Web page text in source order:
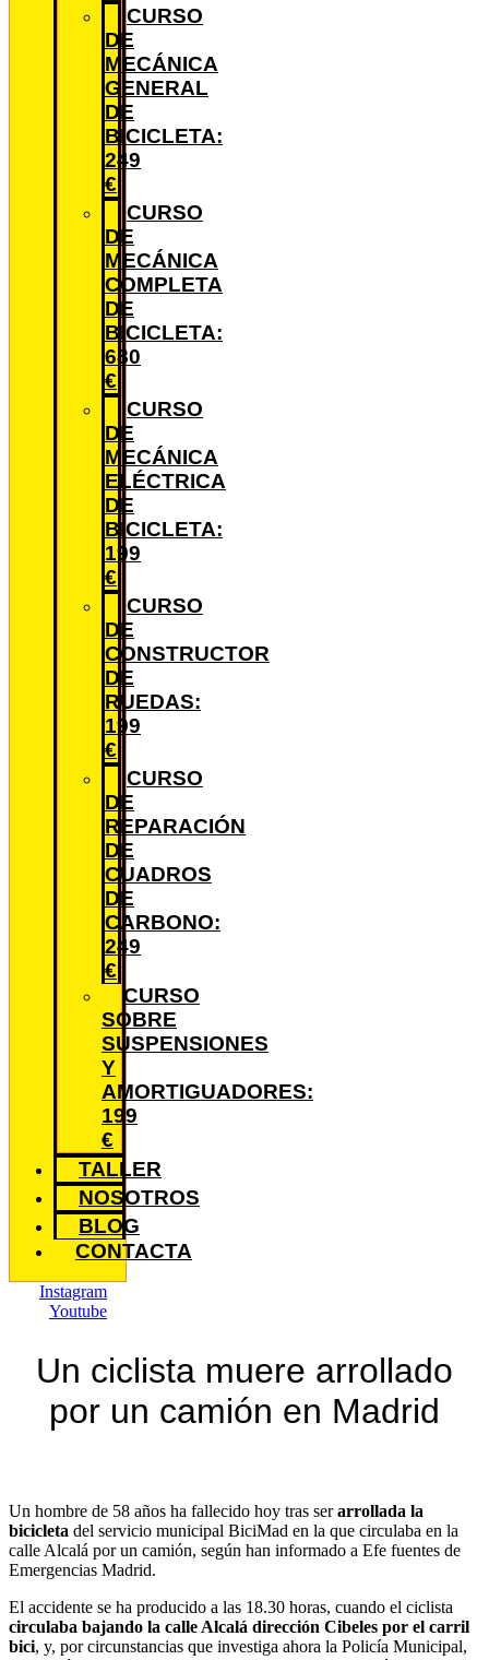
CURSO
DE
MECÁNICA
GENERAL
DE
BICICLETA:
249
€
CURSO
DE
MECÁNICA
COMPLETA
DE
BICICLETA:
680
€
CURSO
DE
MECÁNICA
ELÉCTRICA
DE
BICICLETA:
199
€
CURSO
DE
CONSTRUCTOR
DE
RUEDAS:
199
€
CURSO
DE
REPARACIÓN
DE
CUADROS
DE
CARBONO:
249
€
CURSO
SOBRE
SUSPENSIONES
Y
AMORTIGUADORES:
199
€
TALLER
NOSOTROS
BLOG
CONTACTA
Instagram
Youtube
Un ciclista muere arrollado
por un camión en Madrid
Un hombre de 58 años ha fallecido hoy tras serarrollada la
bicicleta del servicio municipal BiciMad en la que circulaba en la
calle Alcalá por un camión, según han informado a Efe fuentes de
Emergencias Madrid.
El accidente se ha producido a las 18.30 horas, cuando el ciclista
circulaba bajando la calle Alcalá dirección Cibeles por el carril
bici, y, por circunstancias que investiga ahora la Policía Municipal,